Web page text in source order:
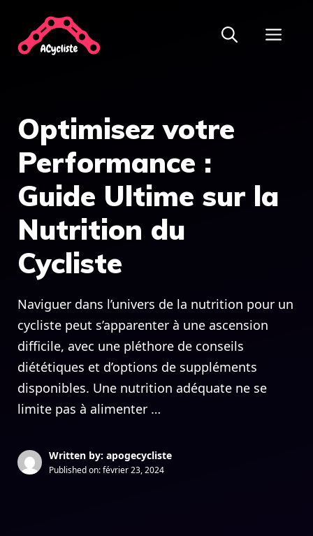
contenu
Optimisez votre
Performance :
Guide Ultime sur la
Nutrition du
Cycliste
Naviguer dans l’univers de la nutrition pour un
cycliste peut s’apparenter à une ascension
difficile, avec une pléthore de conseils
diététiques et d’options de suppléments
disponibles. Une nutrition adéquate ne se
limite pas à alimenter …
Written by: apogecycliste
Published on:février 23, 2024